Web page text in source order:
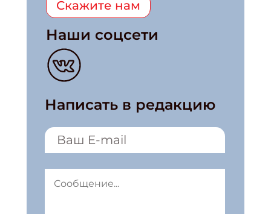
Скажите нам
Наши соцсети
Написать в редакцию